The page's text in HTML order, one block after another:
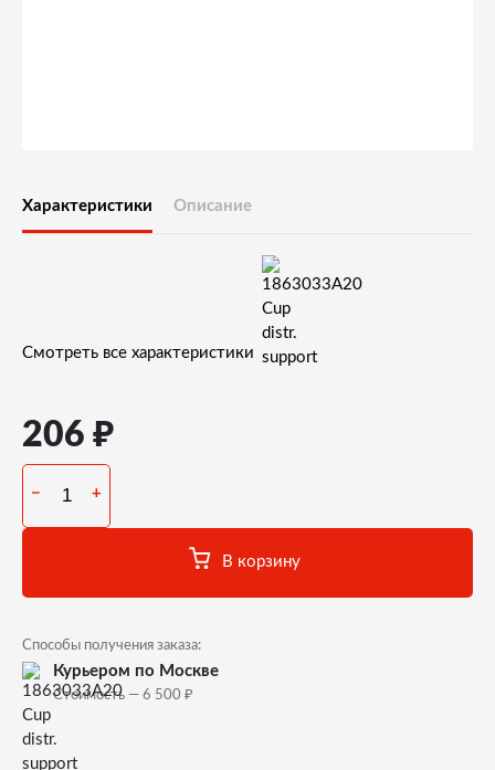
Характеристики Описание
Смотреть все характеристики
206 ₽
− +
В корзину
Способы получения заказа:
Курьером по Москве
Стоимость — 6 500 ₽